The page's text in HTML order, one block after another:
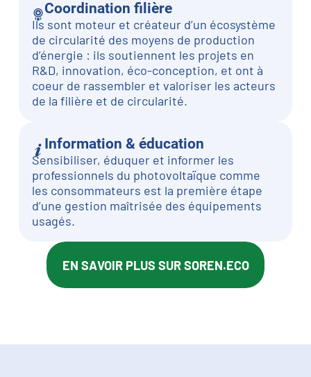
Coordination filière
Ils sont moteur et créateur d’un écosystème
de circularité des moyens de production
d’énergie : ils soutiennent les projets en
R&D, innovation, éco-conception, et ont à
coeur de rassembler et valoriser les acteurs
de la filière et de circularité.
Information & éducation
Sensibiliser, éduquer et informer les
professionnels du photovoltaïque comme
les consommateurs est la première étape
d’une gestion maîtrisée des équipements
usagés.
EN SAVOIR PLUS SUR SOREN.ECO